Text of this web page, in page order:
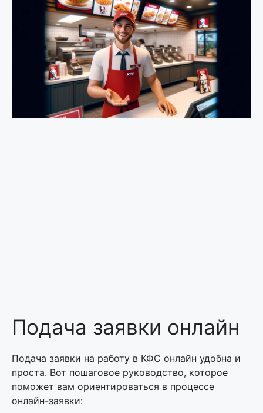
Подача заявки онлайн
Подача заявки на работу в КФС онлайн удобна и
проста. Вот пошаговое руководство, которое
поможет вам ориентироваться в процессе
онлайн-заявки: